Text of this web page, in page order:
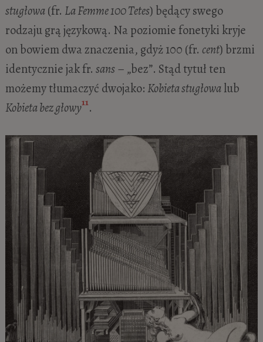
stugłowa(fr. La Femme 100 Tetes) będący swego
rodzaju grą językową. Na poziomie fonetyki kryje
on bowiem dwa znaczenia, gdyż 100 (fr. cent) brzmi
identycznie jak fr. sans– „bez”. Stąd tytuł ten
możemy tłumaczyć dwojako: Kobieta stugłowalub
Kobieta bez głowy11.